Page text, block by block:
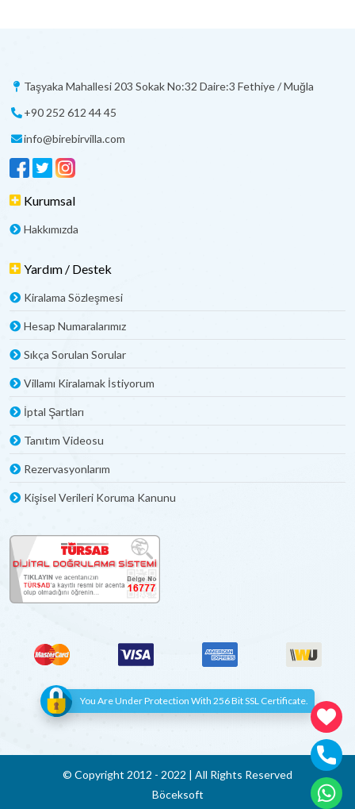
Taşyaka Mahallesi 203 Sokak No:32 Daire:3 Fethiye / Muğla
+90 252 612 44 45
info@birebirvilla.com
Kurumsal
Hakkımızda
Yardım / Destek
Kiralama Sözleşmesi
Hesap Numaralarımız
Sıkça Sorulan Sorular
Villamı Kiralamak İstiyorum
İptal Şartları
Tanıtım Videosu
Rezervasyonlarım
Kişisel Verileri Koruma Kanunu
You Are Under Protection With 256 Bit SSL Certificate.
© Copyright 2012 - 2022 | All Rights Reserved
Böceksoft